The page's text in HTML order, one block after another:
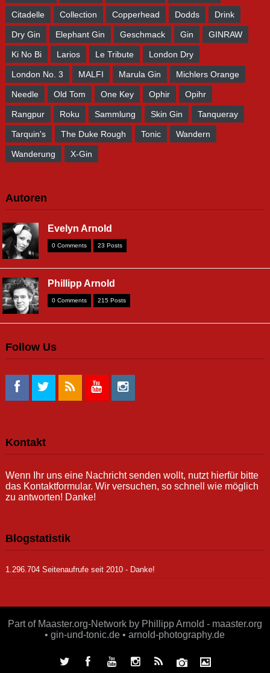
Citadelle Collection Copperhead Dodds Drink
Dry Gin Elephant Gin Geschmack Gin GINRAW
Ki No Bi Larios Le Tribute London Dry
London No. 3 MALFI Marula Gin Michlers Orange
Needle Old Tom One Key Ophir Opihr
Rangpur Roku Sammlung Skin Gin Tanqueray
Tarquin's The Duke Rough Tonic Wandern
Wanderung X-Gin
Autoren
Evelyn Arnold
0 Comments 23 Posts
Phillipp Arnold
0 Comments 215 Posts
Follow Us
Kontakt
Wenn Ihr uns eine Nachricht senden wollt, nutzt hierfür bitte
das Kontaktformular. Wir versuchen, so schnell wie möglich
zu antworten! Danke!
Blogstatistik
1.296.704 Seitenaufrufe seit 2010 - Danke!
Part of Maaster.org-Network by Phillipp Arnold - maaster.org
• gin-und-tonic.de • arnold-photography.de